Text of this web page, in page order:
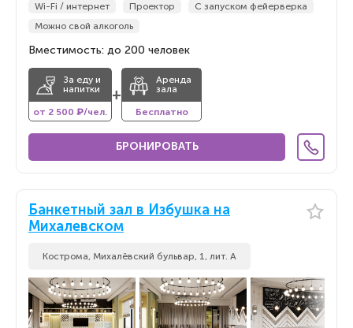
Wi-Fi / интернет
Проектор
С запуском фейерверка
Можно свой алкоголь
Вместимость: до 200 человек
За еду и
напитки
от 2 500 ₽/чел.
+
Аренда
зала
Бесплатно
БРОНИРОВАТЬ
Банкетный зал в Избушка на
Михалевском
Кострома, Михалёвский бульвар, 1, лит. А